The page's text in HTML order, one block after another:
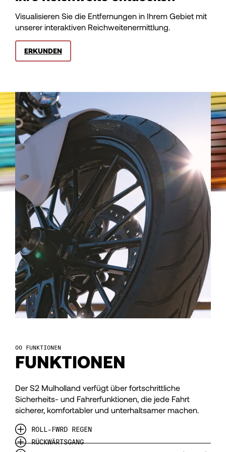
107
108
110
111
112
113
114
115
116
118
119
120
Visualisieren Sie die Entfernungen in Ihrem Gebiet mit
unserer interaktiven Reichweitenermittlung.
ERKUNDEN
FUNKTIONEN
FUNKTIONEN
Der S2 Mulholland verfügt über fortschrittliche
Sicherheits- und Fahrerfunktionen, die jede Fahrt
sicherer, komfortabler und unterhaltsamer machen.
ROLL-FWRD REGEN
RÜCKWÄRTSGANG